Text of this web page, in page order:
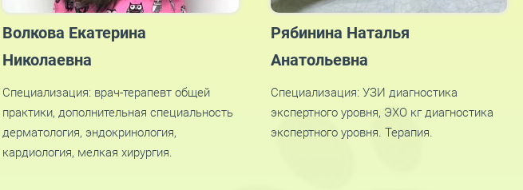
Волкова Екатерина
Николаевна
Специализация: врач-терапевт общей
практики, дополнительная специальность
дерматология, эндокринология,
кардиология, мелкая хирургия.
Рябинина Наталья
Анатольевна
Специализация: УЗИ диагностика
экспертного уровня, ЭХО кг диагностика
экспертного уровня. Терапия.